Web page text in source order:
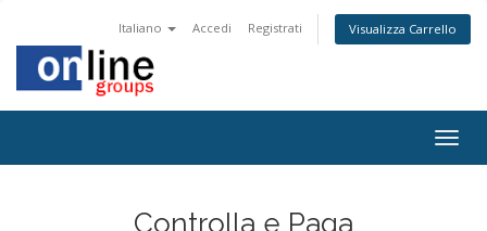
Italiano Accedi Registrati Visualizza Carrello
Controlla e Paga